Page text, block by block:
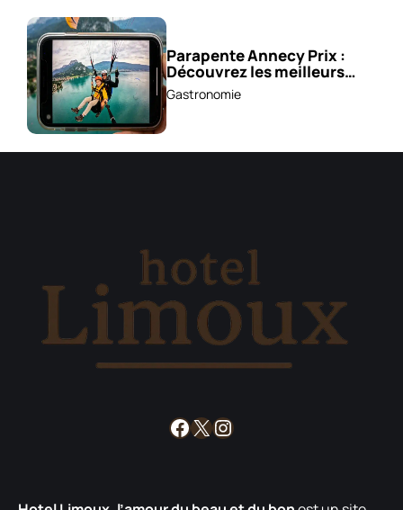
Parapente Annecy Prix :
Découvrez les meilleurs
vols à partir de 85 €!
Gastronomie
Facebook
X Instagram